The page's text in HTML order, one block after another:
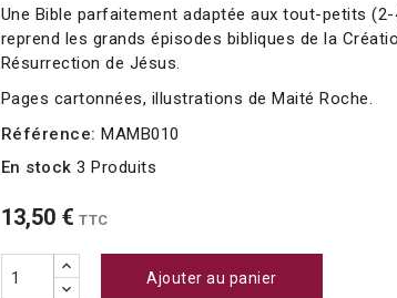
Une Bible parfaitement adaptée aux tout-petits (2-
reprend les grands épisodes bibliques de la
Résurrection de Jésus.
Pages cartonnées, illustrations de Maité Roche.
Référence: MAMB010
En stock 3 Produits
13,50 € TTC
Ajouter au panier